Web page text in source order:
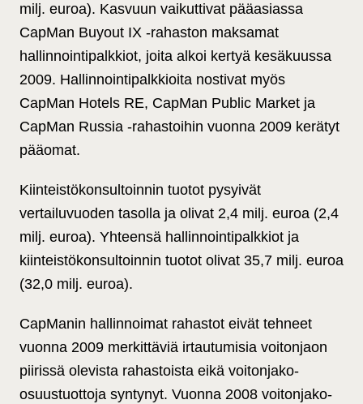
milj. euroa). Kasvuun vaikuttivat pääasiassa
CapMan Buyout IX -rahaston maksamat
hallinnointipalkkiot, joita alkoi kertyä kesäkuussa
2009. Hallinnointipalkkioita nostivat myös
CapMan Hotels RE, CapMan Public Market ja
CapMan Russia -rahastoihin vuonna 2009 kerätyt
pääomat.
Kiinteistökonsultoinnin tuotot pysyivät
vertailuvuoden tasolla ja olivat 2,4 milj. euroa (2,4
milj. euroa). Yhteensä hallinnointipalkkiot ja
kiinteistökonsultoinnin tuotot olivat 35,7 milj. euroa
(32,0 milj. euroa).
CapManin hallinnoimat rahastot eivät tehneet
vuonna 2009 merkittäviä irtautumisia voitonjaon
piirissä olevista rahastoista eikä voitonjako-
osuustuottoja syntynyt. Vuonna 2008 voitonjako-